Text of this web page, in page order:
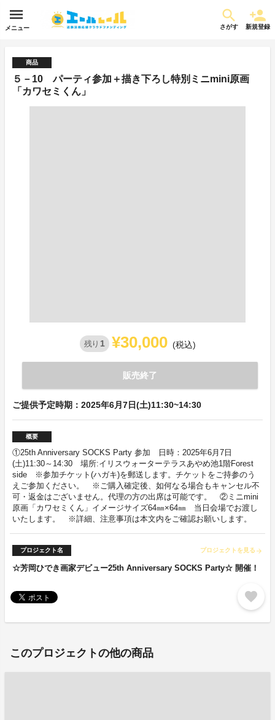
メニュー さがす 新規登録
商品
５－10 パーティ参加＋描き下ろし特別ミニmini原画
「カワセミくん」
残り 1 ¥30,000 (税込)
販売終了
ご提供予定時期：2025年6月7日(土)11:30~14:30
概要
①25th Anniversary SOCKS Party 参加 日時：2025年6月7日
(土)11:30～14:30 場所:イリスウォーターテラスあやめ池1階Forest
side ※参加チケット(ハガキ)を郵送します。チケットをご持参のう
えご参加ください。 ※ご購入確定後、如何なる場合もキャンセル不
可・返金はございません。代理の方の出席は可能です。 ②ミニmini
原画「カワセミくん」イメージサイズ64㎜×64㎜ 当日会場でお渡し
いたします。 ※詳細、注意事項は本文内をご確認お願いします。
プロジェクト名 プロジェクトを見る arrow_forward
☆芳岡ひでき画家デビュー25th Anniversary SOCKS Party☆ 開催！
favorite
このプロジェクトの他の商品